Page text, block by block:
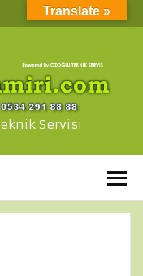
Servisi
Translate »